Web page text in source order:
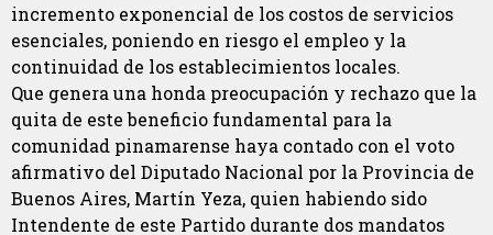
incremento exponencial de los costos de servicios
esenciales, poniendo en riesgo el empleo y la
continuidad de los establecimientos locales.
Que genera una honda preocupación y rechazo que la
quita de este beneficio fundamental para la
comunidad pinamarense haya contado con el voto
afirmativo del Diputado Nacional por la Provincia de
Buenos Aires, Martín Yeza, quien habiendo sido
Intendente de este Partido durante dos mandatos